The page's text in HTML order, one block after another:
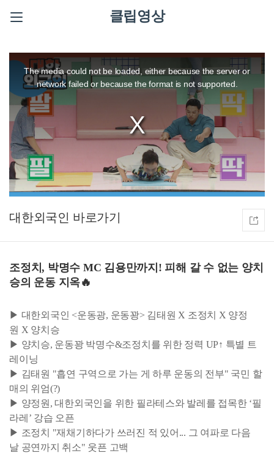
클립영상
is
modal
window.
The media could not be loaded, either because the server or
network failed or because the format is not supported.
대한외국인
조정치, 박명수 MC 김용만까지! 피해 갈 수 없는 양치
승의 운동 지옥🔥
▶ 대한외국인 <운동광, 운동꽝> 김태원 X 조정치 X 양정
원 X 양치승
▶ 양치승, 운동꽝 박명수&조정치를 위한 정력 UP↑ 특별 트
레이닝
▶ 김태원 "흡연 구역으로 가는 게 하루 운동의 전부" 국민 할
매의 위엄(?)
▶ 양정원, 대한외국인을 위한 필라테스와 발레를 접목한 ‘필
라레’ 강습 오픈
▶ 조정치 "재채기하다가 쓰러진 적 있어... 그 여파로 다음
날 공연까지 취소" 웃픈 고백